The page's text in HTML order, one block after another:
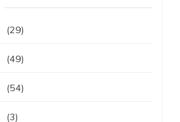
(29)
(49)
(54)
(3)